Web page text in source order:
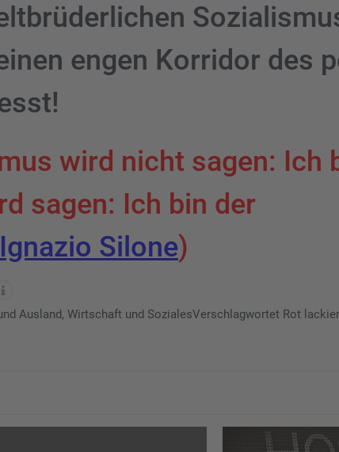
engen Korridor des
wird nicht sagen: Ich
sagen: Ich bin der
Ignazio Silone)
Ausland, Wirtschaft und SozialesVerschlagwortet Rot